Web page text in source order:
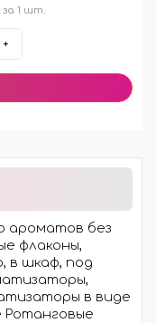
за 1 шт.
+
ароматов без
флаконы,
в шкаф, под
в виде
Ротанговые